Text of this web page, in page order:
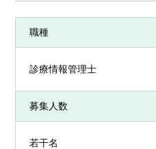
職種
診療情報管理士
募集人数
若干名